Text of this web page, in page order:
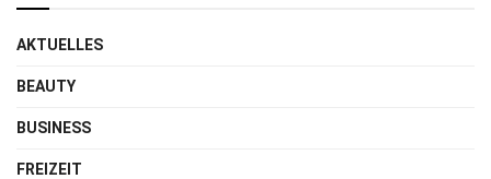
AKTUELLES
BEAUTY
BUSINESS
FREIZEIT